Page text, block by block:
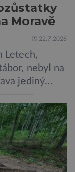
Moravě
22.7.2026
Letech,
nebyl na
jediný
byly
z asi
Jiné